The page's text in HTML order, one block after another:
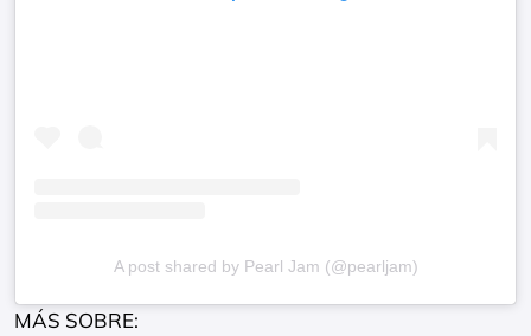
A post shared by Pearl Jam (@pearljam)
MÁS SOBRE: